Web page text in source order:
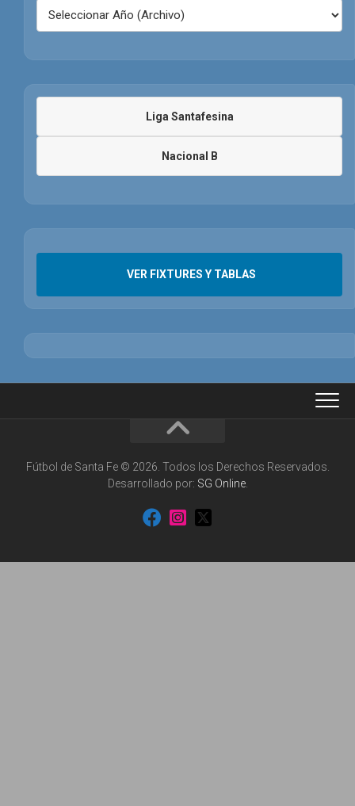
Liga Santafesina
Nacional B
VER FIXTURES Y TABLAS
Fútbol de Santa Fe © 2026. Todos los Derechos Reservados.
Desarrollado por: SG Online.